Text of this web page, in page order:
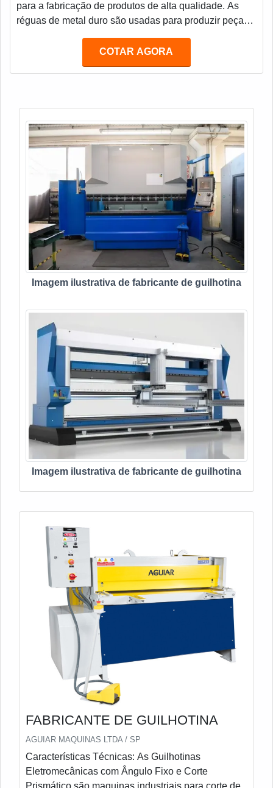
para a fabricação de produtos de alta qualidade. As
réguas de metal duro são usadas para produzir peças
de máquinas. Estas réguas são fabricadas com
materiais de alta resistência, como aço, ferro, titânio e
duro ideais para a produção de peças de precisão.
Além disso, as réguas de metal duro são muito
duráveis e podem ser usadas por muitos anos sem
necessidade de manutenção.
COTAR AGORA
Imagem ilustrativa de fabricante de guilhotina
Imagem ilustrativa de fabricante de guilhotina
FABRICANTE DE GUILHOTINA
AGUIAR MAQUINAS LTDA / SP
Características Técnicas: As Guilhotinas
Eletromecânicas com Ângulo Fixo e Corte